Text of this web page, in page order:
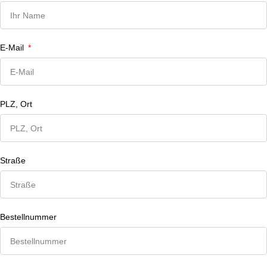
E-Mail
PLZ, Ort
Straße
Bestellnummer